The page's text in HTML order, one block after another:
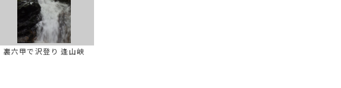
裏六甲で沢登り 逢山峡